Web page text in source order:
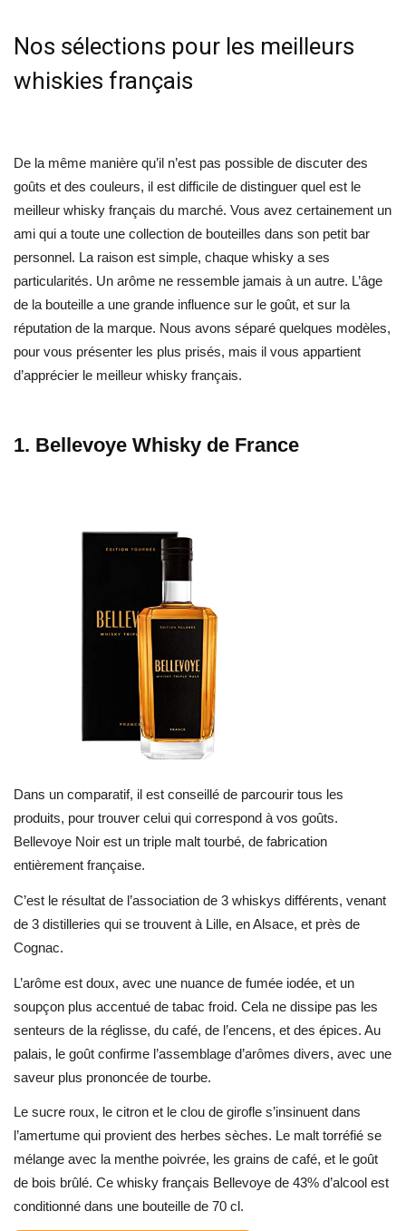
Nos sélections pour les meilleurs
whiskies français
De la même manière qu’il n’est pas possible de discuter des
goûts et des couleurs, il est difficile de distinguer quel est le
meilleur whisky français du marché. Vous avez certainement un
ami qui a toute une collection de bouteilles dans son petit bar
personnel. La raison est simple, chaque whisky a ses
particularités. Un arôme ne ressemble jamais à un autre. L’âge
de la bouteille a une grande influence sur le goût, et sur la
réputation de la marque. Nous avons séparé quelques modèles,
pour vous présenter les plus prisés, mais il vous appartient
d’apprécier le meilleur whisky français.
1. Bellevoye Whisky de France
Dans un comparatif, il est conseillé de parcourir tous les
produits, pour trouver celui qui correspond à vos goûts.
Bellevoye Noir est un triple malt tourbé, de fabrication
entièrement française.
C’est le résultat de l’association de 3 whiskys différents, venant
de 3 distilleries qui se trouvent à Lille, en Alsace, et près de
Cognac.
L’arôme est doux, avec une nuance de fumée iodée, et un
soupçon plus accentué de tabac froid. Cela ne dissipe pas les
senteurs de la réglisse, du café, de l’encens, et des épices. Au
palais, le goût confirme l’assemblage d’arômes divers, avec une
saveur plus prononcée de tourbe.
Le sucre roux, le citron et le clou de girofle s’insinuent dans
l’amertume qui provient des herbes sèches. Le malt torréfié se
mélange avec la menthe poivrée, les grains de café, et le goût
de bois brûlé. Ce whisky français Bellevoye de 43% d’alcool est
conditionné dans une bouteille de 70 cl.